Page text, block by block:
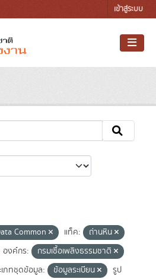
เข้าสู่ระบบ
Common แท็ค:
ถ่านหิน
องค์กร:
กรมเชื้อเพลิงธรรมชาติ
เภทชุดข้อมูล: ข้อมูลระเบียน
รูป